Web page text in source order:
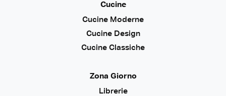
Cucine
Cucine Moderne
Cucine Design
Cucine Classiche
Zona Giorno
Librerie